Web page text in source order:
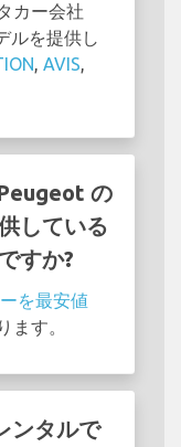
カー会社
ルを提供し
, AVIS,
の
している
すか?
を最安値
ます。
ンタルで